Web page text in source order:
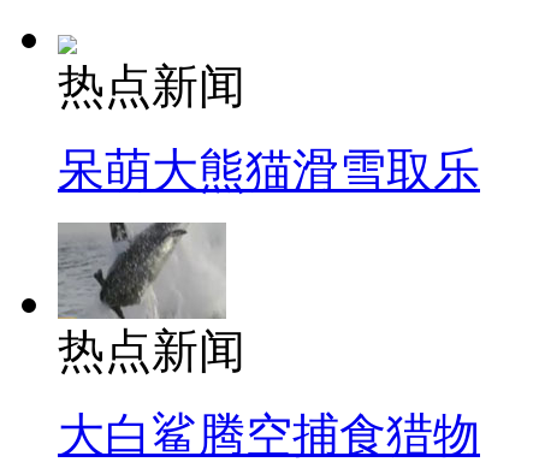
热点新闻
呆萌大熊猫滑雪取乐
热点新闻
大白鲨腾空捕食猎物